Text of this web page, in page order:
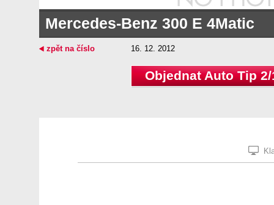
Mercedes-Benz 300 E 4Matic
16. 12. 2012
Objednat Auto Tip 2/
zpět na číslo